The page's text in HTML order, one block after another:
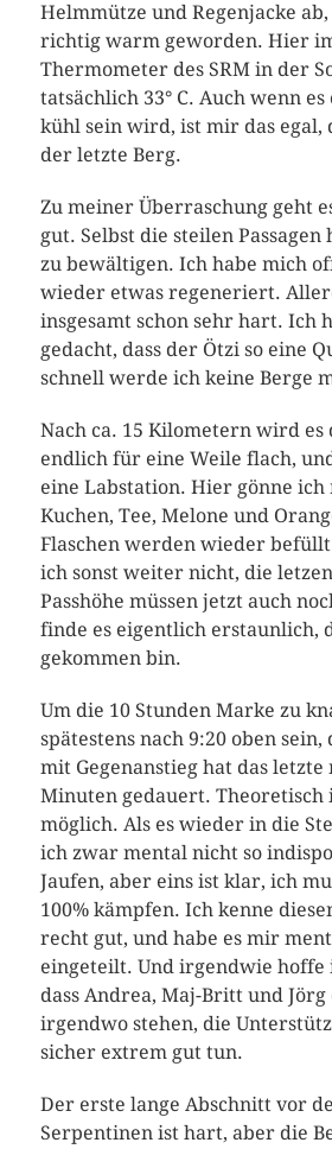
Helmmütze und Regenjacke
richtig warm geworden. Hier
Thermometer des SRM in der
tatsächlich 33° C. Auch wenn
kühl sein wird, ist mir das egal,
der letzte Berg.
Zu meiner Überraschung geht
gut. Selbst die steilen
zu bewältigen. Ich habe mich
wieder etwas regeneriert.
insgesamt schon sehr hart. Ich
gedacht, dass der Ötzi so eine
schnell werde ich keine Berge
Nach ca. 15 Kilometern wird es
endlich für eine Weile flach,
eine Labstation. Hier gönne
Kuchen, Tee, Melone und
Flaschen werden wieder
ich sonst weiter nicht, die
Passhöhe müssen jetzt auch
finde es eigentlich erstaunlich,
gekommen bin.
Um die 10 Stunden Marke zu
spätestens nach 9:20 oben
mit Gegenanstieg hat das letzte
Minuten gedauert. Theoretisch
möglich. Als es wieder in die
ich zwar mental nicht so
Jaufen, aber eins ist klar, ich
100% kämpfen. Ich kenne
recht gut, und habe es mir
eingeteilt. Und irgendwie hoffe
dass Andrea, Maj-Britt und Jörg
irgendwo stehen, die
sicher extrem gut tun.
Der erste lange Abschnitt vor
Serpentinen ist hart, aber die